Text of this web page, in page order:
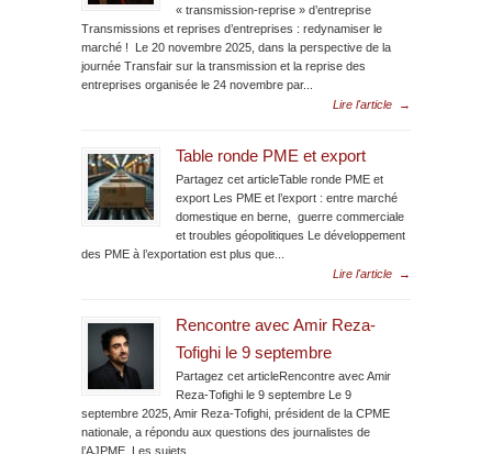
« transmission-reprise » d’entreprise
Transmissions et reprises d’entreprises : redynamiser le
marché ! Le 20 novembre 2025, dans la perspective de la
journée Transfair sur la transmission et la reprise des
entreprises organisée le 24 novembre par...
Lire l'article
→
Table ronde PME et export
Partagez cet articleTable ronde PME et
export Les PME et l’export : entre marché
domestique en berne, guerre commerciale
et troubles géopolitiques Le développement
des PME à l’exportation est plus que...
Lire l'article
→
Rencontre avec Amir Reza-
Tofighi le 9 septembre
Partagez cet articleRencontre avec Amir
Reza-Tofighi le 9 septembre Le 9
septembre 2025, Amir Reza-Tofighi, président de la CPME
nationale, a répondu aux questions des journalistes de
l’AJPME. Les sujets...